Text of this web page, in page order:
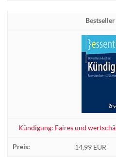
Kündigung: Faires und
14,99 EUR